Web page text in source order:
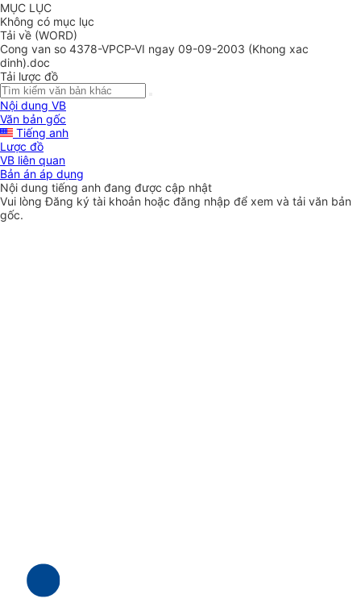
MỤC LỤC
Không có mục lục
Tải về (WORD)
Cong van so 4378-VPCP-VI ngay 09-09-2003 (Khong xac
dinh).doc
Tải lược đồ
Nội dung VB
Văn bản gốc
Tiếng anh
Lược đồ
VB liên quan
Bản án áp dụng
Nội dung tiếng anh đang được cập nhật
Vui lòngĐăng ký tài khoản hoặc đăng nhập để xem và tải văn bản
gốc.